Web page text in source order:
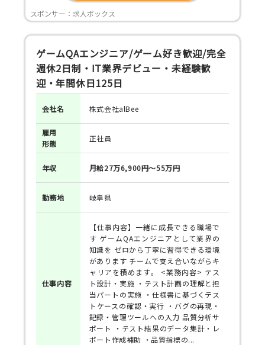
スポンサー：求人ボックス
ゲームQAエンジニア/ゲーム好き歓迎/完全
週休2日制・IT業界デビュー・未経験歓
迎・年間休日125日
会社名 株式会社alBee
雇用
形態
正社員
年収 月給27万6,900円～55万円
勤務地 岐阜県
仕事内容
【仕事内容】一緒に成長できる職場で
す ゲームQAエンジニアとして業界の
知識を ゼロから丁寧に習得できる環境
があります チームで支え合いながらキ
ャリアを積めます。 <業務内容> テス
ト設計・実施 ・テスト計画の理解と担
当パートの実施 ・仕様書に基づくテス
トケースの確認・実行 ・バグの再現・
記録・管理ツールへの入力 品質分析サ
ポート ・テスト結果のデータ集計・レ
ポート作成補助 ・品質指標の...